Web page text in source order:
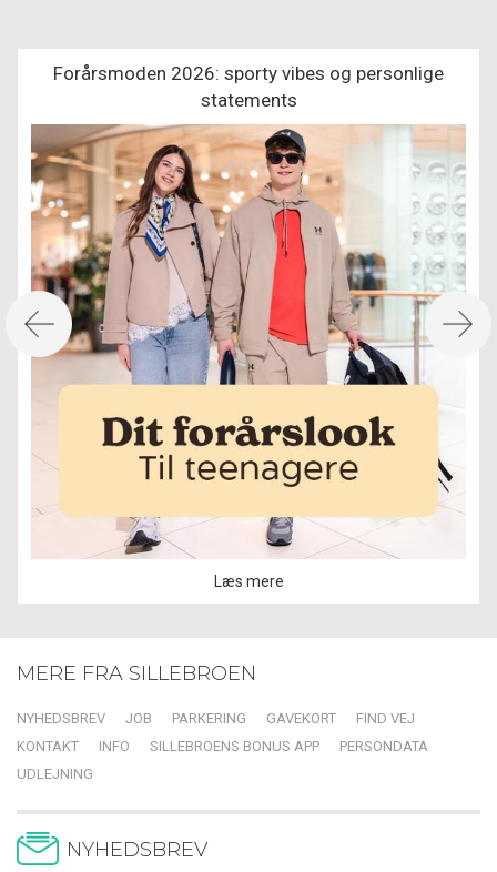
Forårsmoden 2026: sporty vibes og personlige
statements
Læs mere
MERE FRA SILLEBROEN
NYHEDSBREV JOB PARKERING GAVEKORT
FIND VEJ
KONTAKT
INFO SILLEBROENS BONUS APP
PERSONDATA
UDLEJNING
NYHEDSBREV